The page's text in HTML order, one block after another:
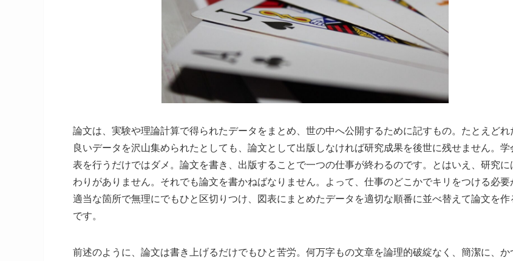
論文は、実験や理論計算で得られたデータをまとめ、世の中へ公開するために記すもの。たとえどれ
良いデータを沢山集められたとしても、論文として出版しなければ研究成果を後世に残せません。学
表を行うだけではダメ。論文を書き、出版することで一つの仕事が終わるのです。とはいえ、研究に
わりがありません。それでも論文を書かねばなりません。よって、仕事のどこかでキリをつける必要
適当な箇所で無理にでもひと区切りつけ、図表にまとめたデータを適切な順番に並べ替えて論文を作
です。
前述のように、論文は書き上げるだけでもひと苦労。何万字もの文章を論理的破綻なく、簡潔に、か